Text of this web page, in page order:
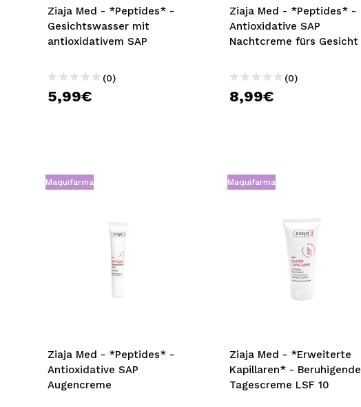
Ziaja Med - *Peptides* -
Gesichtswasser mit
antioxidativem SAP
(0)
5,99€
Ziaja Med - *Peptides* -
Antioxidative SAP
Nachtcreme fürs Gesicht
(0)
8,99€
Maquifarma
Ziaja Med - *Peptides* -
Antioxidative SAP
Augencreme
Maquifarma
Ziaja Med - *Erweiterte
Kapillaren* - Beruhigende
Tagescreme LSF 10